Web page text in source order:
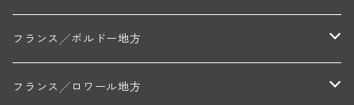
アラン・マティアス(トネロワ)
クロード・デュガ(ジュヴレ・シャンベルタン)
セラファン・ペール・エ・フィス(ジュヴレ・シャンベルタン)
コート・ド・ボーヌ地区
フランソワーズ・ジャニアール(ペルナン・ヴェルジュレス)
コート・シャロネーズ地区
ジャン・ルイ・シャーヴ(エルミタージュ)
ジャン・ルイ・シャーヴ・セレクション(エルミタージュ)
南部地区
ル・ヴュー・ドンジョン(シャトーヌフ・デュ・パプ)
コトー・デュ・ラングドック地区
ド・ロルチュ(ヴァルフローネ)
ヴァン・ド・ペイ・ド・レロー
フランス╱ボルドー地方
アントル・ドゥー・メール地区
フランス╱ロワール地方